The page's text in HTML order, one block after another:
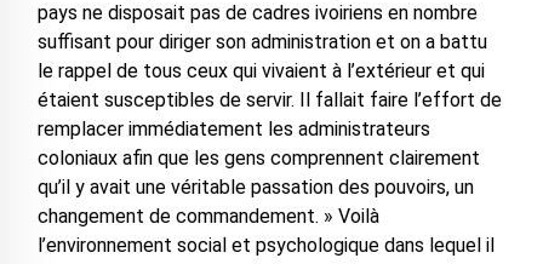
pays ne disposait pas de cadres ivoiriens en nombre
suffisant pour diriger son administration et on a battu
le rappel de tous ceux qui vivaient à l’extérieur et qui
étaient susceptibles de servir. Il fallait faire l’effort de
remplacer immédiatement les administrateurs
coloniaux afin que les gens comprennent clairement
qu’il y avait une véritable passation des pouvoirs, un
changement de commandement. » Voilà
l’environnement social et psychologique dans lequel il